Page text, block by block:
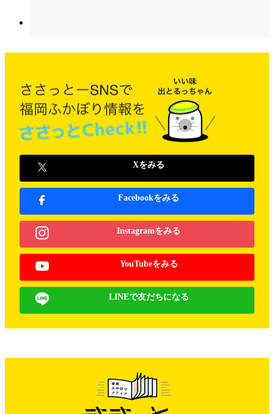
Xをみる
Facebookをみる
Instagramをみる
YouTubeをみる
LINEで友だちになる